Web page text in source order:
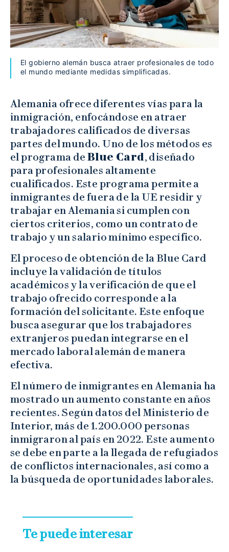
El gobierno alemán busca atraer profesionales de todo
el mundo mediante medidas simplificadas.
Alemania ofrece diferentes vías para la
inmigración, enfocándose en atraer
trabajadores calificados de diversas
partes del mundo. Uno de los métodos es
el programa de Blue Card, diseñado
para profesionales altamente
cualificados. Este programa permite a
inmigrantes de fuera de la UE residir y
trabajar en Alemania si cumplen con
ciertos criterios, como un contrato de
trabajo y un salario mínimo específico.
El proceso de obtención de la Blue Card
incluye la validación de títulos
académicos y la verificación de que el
trabajo ofrecido corresponde a la
formación del solicitante. Este enfoque
busca asegurar que los trabajadores
extranjeros puedan integrarse en el
mercado laboral alemán de manera
efectiva.
El número de inmigrantes en Alemania ha
mostrado un aumento constante en años
recientes. Según datos del Ministerio de
Interior, más de 1.200.000 personas
inmigraron al país en 2022. Este aumento
se debe en parte a la llegada de refugiados
de conflictos internacionales, así como a
la búsqueda de oportunidades laborales.
Te puede interesar